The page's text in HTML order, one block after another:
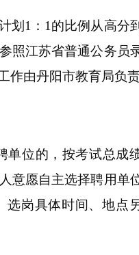
划 1：1的比例从高分
照江苏省普通公务员
由丹阳市教育局负责
单位的，按考试总成
意愿自主选择聘用单
选岗具体时间、地点